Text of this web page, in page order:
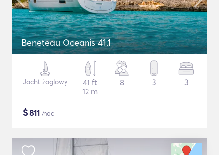
Beneteau Oceanis 41.1
Jacht żaglowy
41 ft
12 m
8 3 3
$811 /noc